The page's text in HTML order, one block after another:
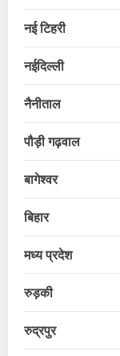
नई टिहरी
नईदिल्ली
नैनीताल
पौड़ी गढ़वाल
बागेश्वर
बिहार
मध्य प्रदेश
रुड़की
रुद्रपुर